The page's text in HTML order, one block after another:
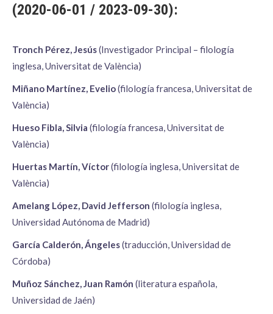
(2020-06-01 / 2023-09-30):
Tronch Pérez, Jesús(Investigador Principal – filología
inglesa, Universitat de València)
Miñano Martínez, Evelio(filología francesa, Universitat de
València)
Hueso Fibla, Silvia (filología francesa, Universitat de
València)
Huertas Martín, Víctor(filología inglesa, Universitat de
València)
Amelang López, David Jefferson (filología inglesa,
Universidad Autónoma de Madrid)
García Calderón, Ángeles(traducción, Universidad de
Córdoba)
Muñoz Sánchez, Juan Ramón (literatura española,
Universidad de Jaén)